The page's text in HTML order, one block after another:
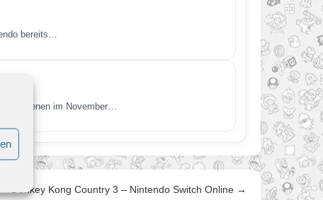
bereits…
Erschienen im November…
Donkey Kong Country 3 – Nintendo Switch Online →